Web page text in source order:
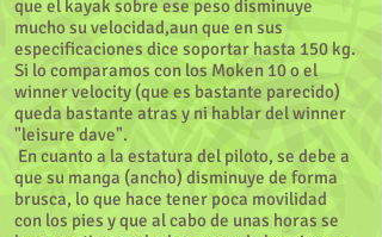
que el kayak sobre ese peso disminuye
mucho su velocidad,aun que en sus
especificaciones dice soportar hasta 150 kg.
Si lo comparamos con los Moken 10 o el
winner velocity (que es bastante parecido)
queda bastante atras y ni hablar del winner
"leisure dave".
En cuanto a la estatura del piloto, se debe a
que su manga (ancho) disminuye de forma
brusca, lo que hace tener poca movilidad
con los pies y que al cabo de unas horas se